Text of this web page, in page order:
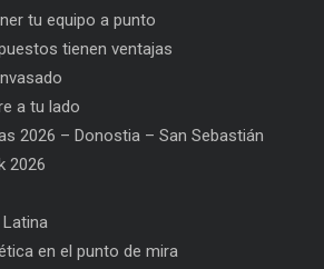
tu equipo a punto
tienen ventajas
a tu lado
2026 – Donostia – San Sebastián
2026
Latina
en el punto de mira